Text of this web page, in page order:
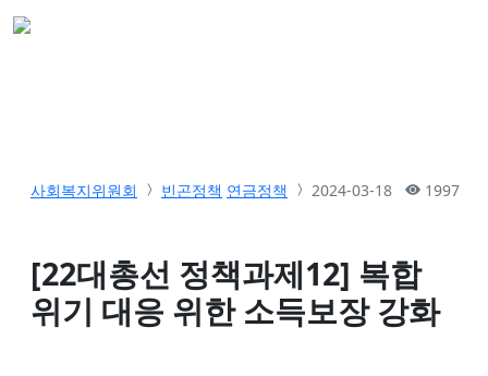
사회복지위원회 빈곤정책 연금정책 2024-03-18 1997
[22대총선 정책과제12] 복합
위기 대응 위한 소득보장 강화